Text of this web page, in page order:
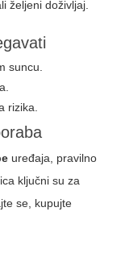
željeni doživljaj.
suncu.
rizika.
uređaja, pravilno
ključni su za
se, kupujte